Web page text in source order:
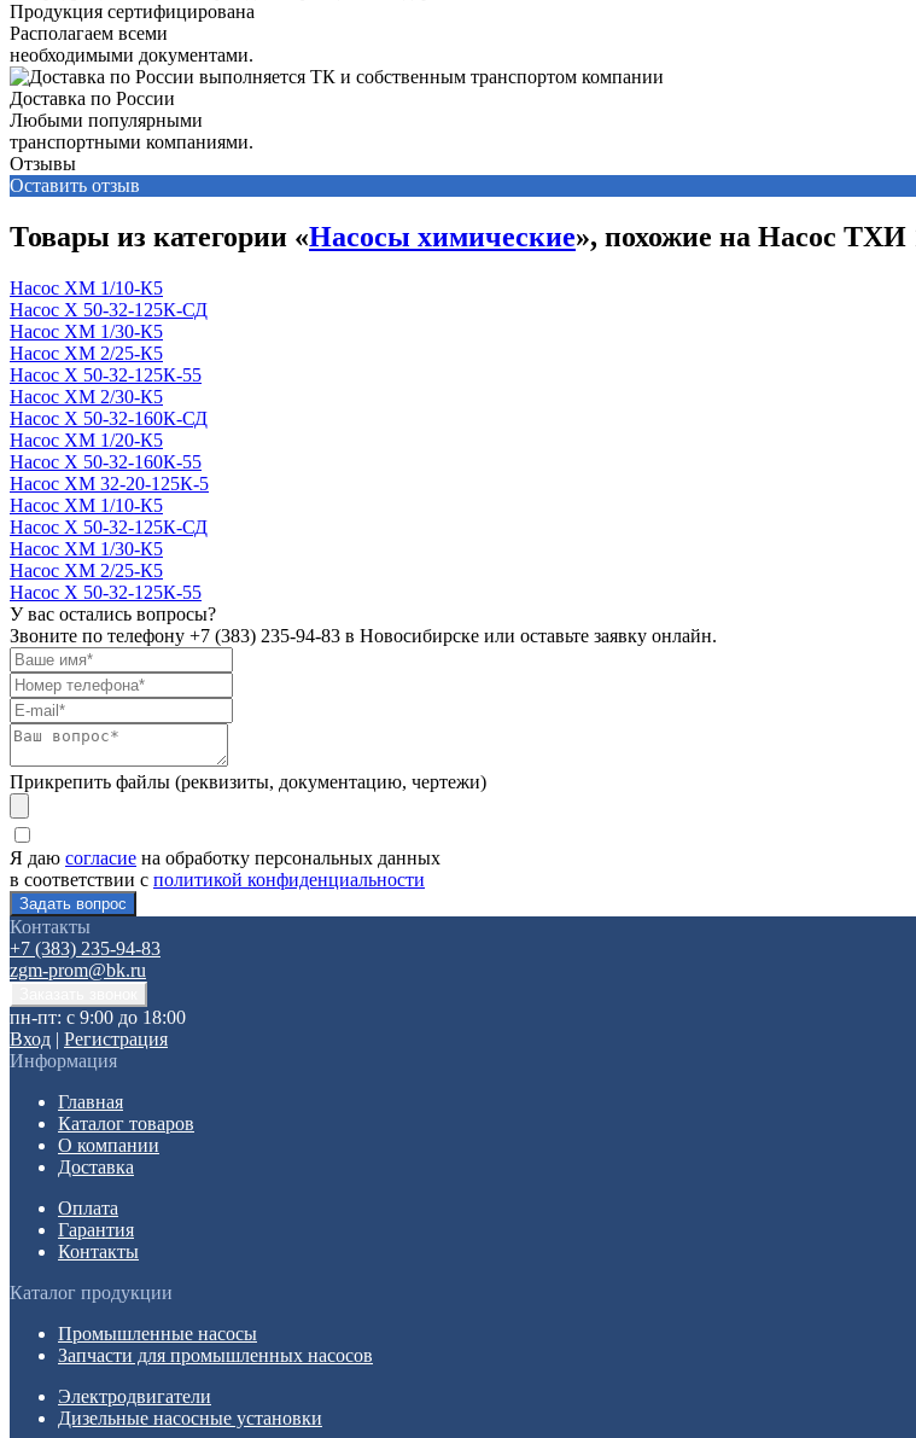
Продукция сертифицирована
Располагаем всеми
необходимыми документами.
Доставка по России
Любыми популярными
транспортными компаниями.
Отзывы
Оставить отзыв
Товары из категории «Насосы химические», похожие на Насос ТХИ
Насос ХМ 1/10-К5
Насос Х 50-32-125К-СД
Насос ХМ 1/30-К5
Насос ХМ 2/25-К5
Насос Х 50-32-125К-55
Насос ХМ 2/30-К5
Насос Х 50-32-160К-СД
Насос ХМ 1/20-К5
Насос Х 50-32-160К-55
Насос ХМ 32-20-125К-5
Насос ХМ 1/10-К5
Насос Х 50-32-125К-СД
Насос ХМ 1/30-К5
Насос ХМ 2/25-К5
Насос Х 50-32-125К-55
У вас остались вопросы?
Звоните по телефону +7 (383) 235-94-83 в Новосибирске или оставьте заявку онлайн.
Прикрепить файлы (реквизиты, документацию, чертежи)
Я даю согласие на обработку персональных данных
в соответствии с политикой конфиденциальности
Контакты
+7 (383) 235-94-83
zgm-prom@bk.ru
пн-пт: с 9:00 до 18:00
Вход | Регистрация
Информация
Главная
Каталог товаров
О компании
Доставка
Оплата
Гарантия
Контакты
Каталог продукции
Промышленные насосы
Запчасти для промышленных насосов
Электродвигатели
Дизельные насосные установки